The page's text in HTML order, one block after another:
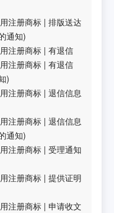
注册商标 |排版送达
通知)
注册商标 |有退信
注册商标 |有退信
)
注册商标 |退信信息
注册商标 |退信信息
通知)
注册商标 |受理通知
注册商标 |提供证明
注册商标 |申请收文